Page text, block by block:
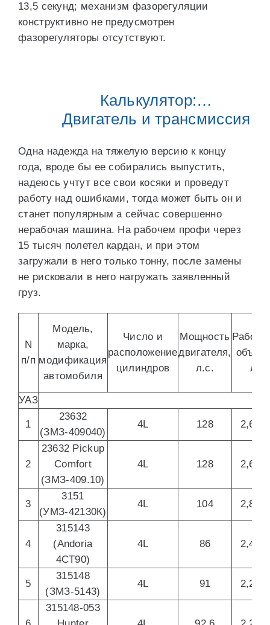
13,5 секунд; механизм фазорегуляции
конструктивно не предусмотрен
фазорегуляторы отсутствуют.
Калькулятор:…
Двигатель и трансмиссия
Одна надежда на тяжелую версию к концу
года, вроде бы ее собирались выпустить,
надеюсь учтут все свои косяки и проведут
работу над ошибками, тогда может быть он и
станет популярным а сейчас совершенно
нерабочая машина. На рабочем профи через
15 тысяч полетел кардан, и при этом
загружали в него только тонну, после замены
не рисковали в него нагружать заявленный
груз.
N
п/п
Модель,
марка,
модификация
автомобиля
Число и
расположение
цилиндров
Мощность
двигателя,
л.с.
объем,
л
УАЗ
1
23632
(ЗМЗ-409040)
4L 128 2,693
2
23632 Pickup
Comfort
(ЗМЗ-409.10)
4L 128 2,693
3
3151
(УМЗ-42130К)
4L 104 2,890
4
315143
(Andoria
4CT90)
4L 86 2,417
5
315148
(ЗМЗ-5143)
4L 91 2,240
315148-053